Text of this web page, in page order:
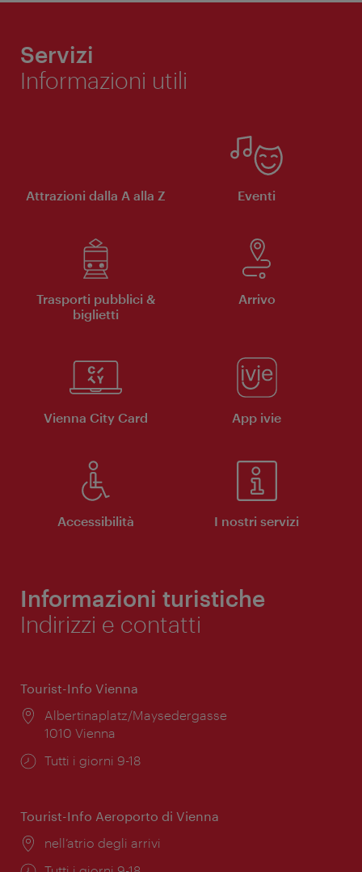
Servizi
Informazioni utili
Attrazioni dalla A alla Z Eventi
Trasporti pubblici &
biglietti
Arrivo
Vienna City Card App ivie
Accessibilità I nostri servizi
Informazioni turistiche
Indirizzi e contatti
Tourist-Info Vienna
Posizione:
Albertinaplatz/Maysedergasse
1010 Vienna
Orari
Tutti i giorni 9-18
Tourist-Info Aeroporto di Vienna
Posizione:
nell’atrio degli arrivi